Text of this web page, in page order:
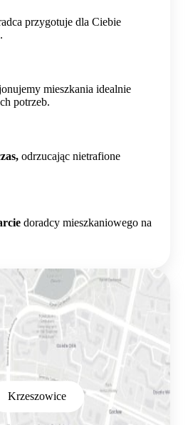
przygotuje dla Ciebie
mieszkania idealnie
potrzeb.
odrzucając nietrafione
doradcy mieszkaniowego na
Krzeszowice